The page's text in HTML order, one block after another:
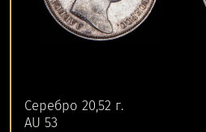
Серебро 20,52 г.
AU 53